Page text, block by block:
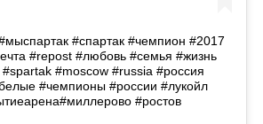
#спартак #чемпион #2017
#repost #любовь #семья #жизнь
#moscow #russia #россия
#чемпионы #россии #лукойл
#ростов